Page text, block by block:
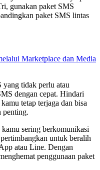
gunakan paket SMS
paket SMS lintas
Marketplace dan Media
tidak perlu atau
dengan cepat. Hindari
tetap terjaga dan bisa
penting.
sering berkomunikasi
untuk beralih
atau Line. Dengan
penggunaan paket